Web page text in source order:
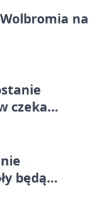
na
czeka
będą